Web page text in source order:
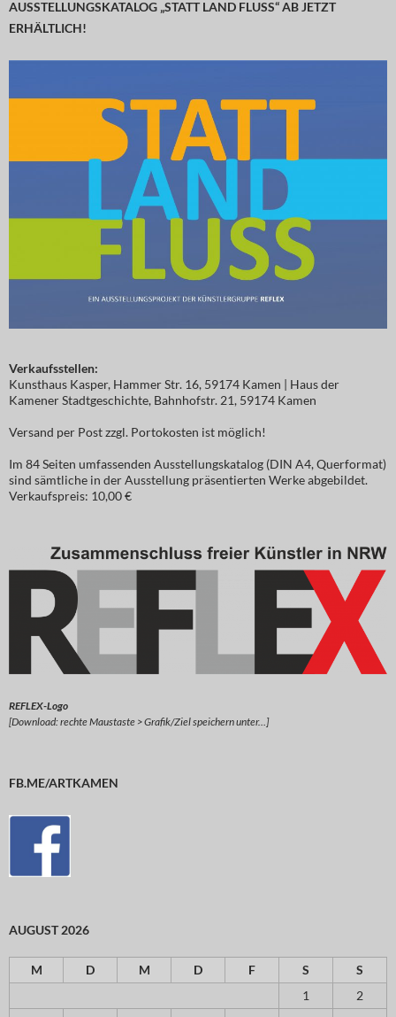
AUSSTELLUNGSKATALOG „STATT LAND FLUSS“ AB JETZT
ERHÄLTLICH!
Verkaufsstellen:
Kunsthaus Kasper, Hammer Str. 16, 59174 Kamen | Haus der
Kamener Stadtgeschichte, Bahnhofstr. 21, 59174 Kamen
Versand per Post zzgl. Portokosten ist möglich!
Im 84 Seiten umfassenden Ausstellungskatalog (DIN A4, Querformat)
sind sämtliche in der Ausstellung präsentierten Werke abgebildet.
Verkaufspreis: 10,00 €
REFLEX-Logo
[Download: rechte Maustaste > Grafik/Ziel speichern unter…]
FB.ME/ARTKAMEN
AUGUST 2026
M D M D F S
S
1
2